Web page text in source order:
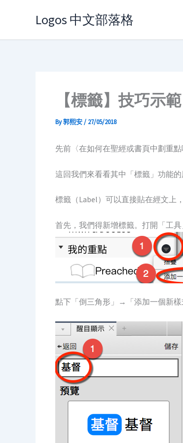
Logos 中文部落格
【標籤】技巧示
By郭熙安/ 27/05/2018
先前〈在如何在聖經或書頁中劃重
這回我們來看看其中「標籤」功能的
標籤（Label）可以直接貼在經文上
首先，我們得新增標籤。打開「工
點下「倒三角形」→「添加一個新樣